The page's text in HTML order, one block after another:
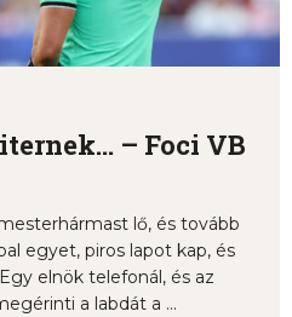
– Foci VB
lő, és tovább
egyet, piros lapot kap, és
elnök telefonál, és az
a labdát a ...